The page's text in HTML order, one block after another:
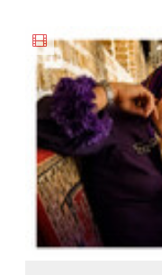
صرفه)
باشگاه
انقلاب